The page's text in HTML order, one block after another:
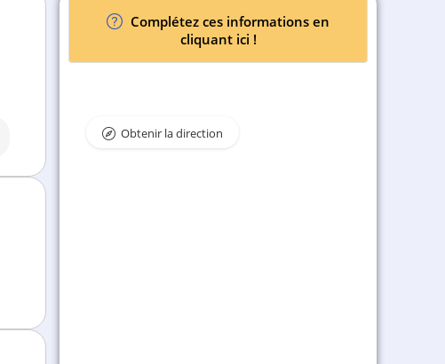
Complétez ces informations en
cliquant ici !
Obtenir la direction